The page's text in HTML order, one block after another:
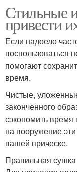
Стильные
привести
Если надоело
воспользоваться
помогают
время.
Чистые,
законченного
сэкономить время
на вооружение
вашей прическе.
Правильная сушка